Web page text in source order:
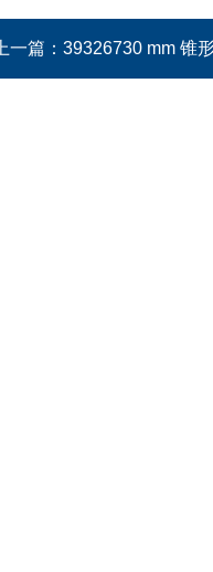
上一篇： 39326730 mm 锥